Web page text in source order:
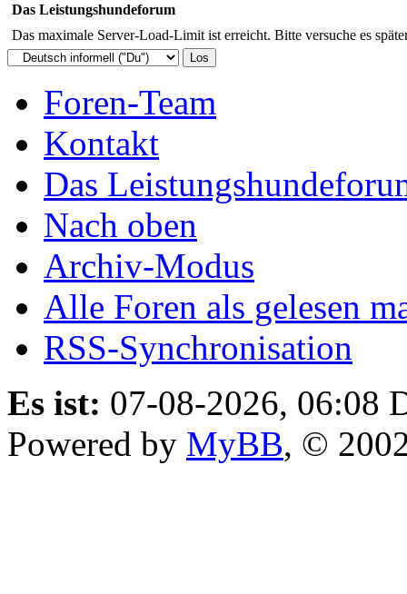
Das Leistungshundeforum
Das maximale Server-Load-Limit ist erreicht. Bitte versuche es
Foren-Team
Kontakt
Das
Nach oben
Archiv-Modus
Alle Foren als gelesen
RSS-Synchronisation
Es ist: 07-08-2026, 06:08
Powered by MyBB, ©